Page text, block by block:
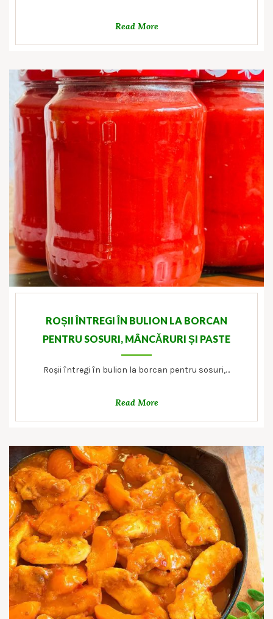
Read More
ROȘII ÎNTREGI ÎN BULION LA BORCAN
PENTRU SOSURI, MÂNCĂRURI ȘI PASTE
Roșii întregi în bulion la borcan pentru sosuri,…
Read More